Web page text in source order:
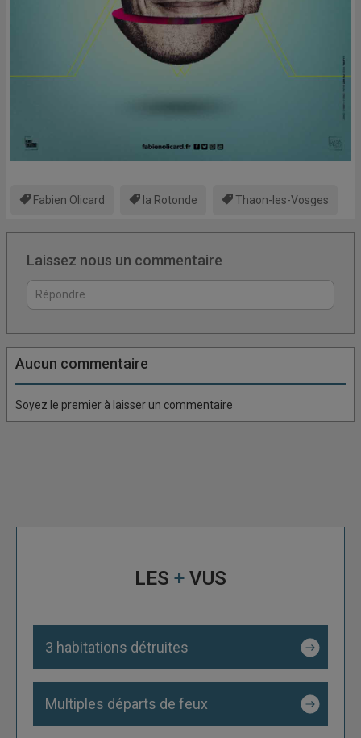
Fabien Olicard la Rotonde Thaon-les-Vosges
Laissez nous un commentaire
Aucun commentaire
Soyez le premier à laisser un commentaire
LES + VUS
3 habitations détruites
Multiples départs de feux